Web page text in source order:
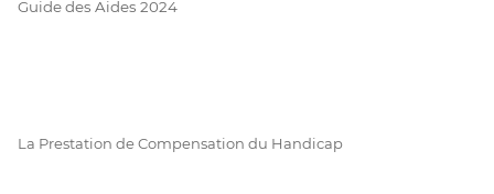
Guide des Aides 2024
La Prestation de Compensation du Handicap